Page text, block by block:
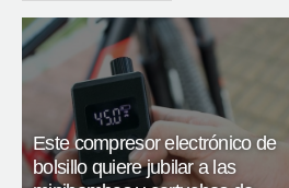
Este compresor electrónico de
bolsillo quiere jubilar a las